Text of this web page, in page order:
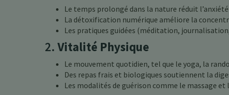
Le temps prolongé dans la nature réduit
La détoxification numérique améliore la
Les pratiques guidées (méditation,
2. Vitalité Physique
Le mouvement quotidien, tel que le yoga, la
Des repas frais et biologiques soutiennent la
Les modalités de guérison comme le massage